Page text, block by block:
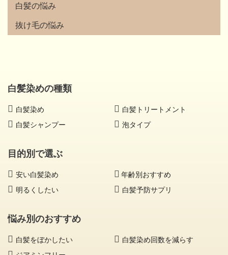
白髪の悩み
抜け毛の悩み
白髪染めの種類
白髪染め
白髪シャンプー
白髪トリートメント
泡タイプ
目的別で選ぶ
安い白髪染め
明るくしたい
年齢別おすすめ
白髪予防サプリ
悩み別のおすすめ
白髪をぼかしたい
白髪染め回数を減らす